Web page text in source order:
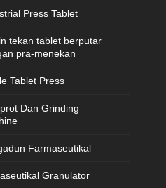
Press Tablet
tekan tablet berputar
pra-menekan
Tablet Press
Dan Grinding
Farmaseutikal
Granulator